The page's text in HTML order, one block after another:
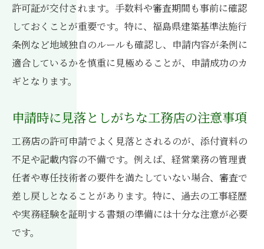
工務店のための建築基準法最新動向ガイド
産廃持ち込み時に知っておきたい工務店対
策
一般廃棄物収集運搬の許可に関する工務店の注
意点
識
収集運搬業者選定で工務店が注意すべき点
工務店の申請書類作成のポイントと注意点
許可証が交付されます。手数料や審査期間も事前に確認
しておくことが重要です。特に、福島県建築基準法施行
条例など地域独自のルールも確認し、申請内容が条例に
適合しているかを慎重に見極めることが、申請成功のカ
ギとなります。
申請時に見落としがちな工務店の注意事項
工務店の許可申請でよく見落とされるのが、添付資料の
不足や記載内容の不備です。例えば、経営業務の管理責
任者や専任技術者の要件を満たしていない場合、審査で
差し戻しとなることがあります。特に、過去の工事経歴
や実務経験を証明する書類の準備には十分な注意が必要
です。